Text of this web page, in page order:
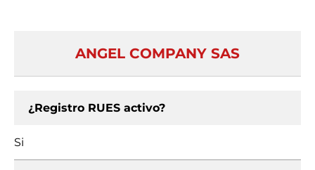
ANGEL COMPANY SAS
¿Registro RUES activo?
Si